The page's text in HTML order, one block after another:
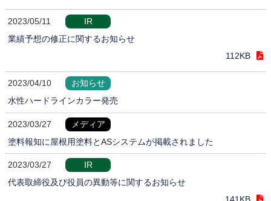
2023/05/11
IR
業績予想の修正に関するお知らせ
112KB
2023/04/10
お知らせ
水性ハードラインカラー発売
2023/03/27
メディア
塗料報知に屋根用塗料とASシステムが掲載されました
2023/03/27
IR
代表取締役及び役員の異動等に関するお知らせ